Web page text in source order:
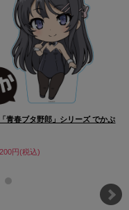
青春ブタ野郎」シリーズ でかぷ
円(税込)